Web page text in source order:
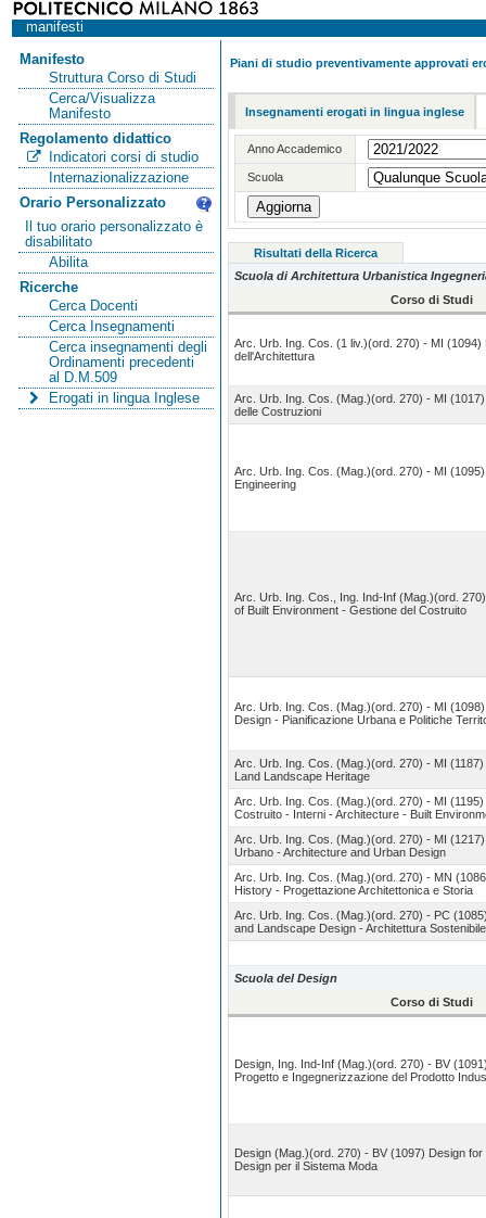
manifesti
Manifesto
Struttura Corso di Studi
Cerca/Visualizza
Manifesto
Regolamento didattico
Indicatori corsi di studio
Internazionalizzazione
Orario Personalizzato
Il tuo orario personalizzato è
disabilitato
Abilita
Ricerche
Cerca Docenti
Cerca Insegnamenti
Cerca insegnamenti degli
Ordinamenti precedenti
al D.M.509
Erogati in lingua Inglese
Piani di studio preventivamente approvati
Insegnamenti erogati in lingua inglese
Anno Accademico
Scuola
Risultati della Ricerca
Scuola di Architettura Urbanistica
Corso di Studi
Arc. Urb. Ing. Cos. (1 liv.)(ord. 270) - MI (1094)
dell'Architettura
Arc. Urb. Ing. Cos. (Mag.)(ord. 270) - MI
delle Costruzioni
Arc. Urb. Ing. Cos. (Mag.)(ord. 270) - MI
Engineering
Arc. Urb. Ing. Cos., Ing. Ind-Inf (Mag.)(ord.
of Built Environment - Gestione del Costruito
Arc. Urb. Ing. Cos. (Mag.)(ord. 270) - MI
Design - Pianificazione Urbana e Politiche
Arc. Urb. Ing. Cos. (Mag.)(ord. 270) - MI
Land Landscape Heritage
Arc. Urb. Ing. Cos. (Mag.)(ord. 270) - MI (1195)
Costruito - Interni - Architecture - Built
Arc. Urb. Ing. Cos. (Mag.)(ord. 270) - MI
Urbano - Architecture and Urban Design
Arc. Urb. Ing. Cos. (Mag.)(ord. 270) - MN
History - Progettazione Architettonica e Storia
Arc. Urb. Ing. Cos. (Mag.)(ord. 270) - PC
and Landscape Design - Architettura
Scuola del Design
Corso di Studi
Design, Ing. Ind-Inf (Mag.)(ord. 270) - BV
Progetto e Ingegnerizzazione del Prodotto
Design (Mag.)(ord. 270) - BV (1097) Design
Design per il Sistema Moda